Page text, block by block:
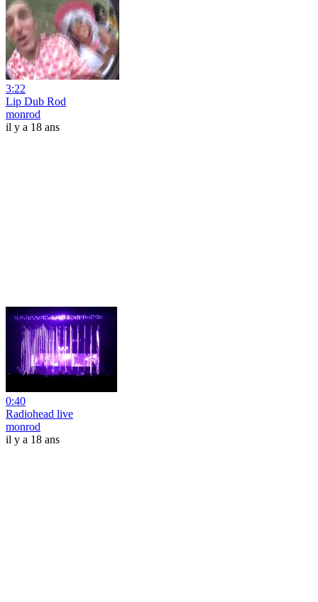
3:22
Lip Dub Rod
monrod
il y a 18 ans
0:40
Radiohead live
monrod
il y a 18 ans